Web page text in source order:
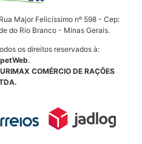
Major Felicíssimo nº 598 - Cep:
do Rio Branco - Minas Gerais.
os direitos reservados à:
.
COMÉRCIO DE RAÇÕES